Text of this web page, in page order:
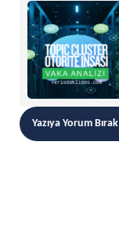
Yazıya Yorum Bırak